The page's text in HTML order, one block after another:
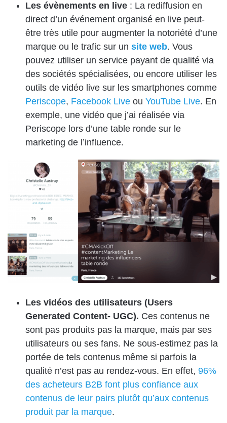
Les évènements en live : La rediffusion en
direct d’un événement organisé en live peut-
être très utile pour augmenter la notoriété d’une
marque ou le trafic sur un site web. Vous
pouvez utiliser un service payant de qualité via
des sociétés spécialisées, ou encore utiliser les
outils de vidéo live sur les smartphones comme
Periscope, Facebook Live ou YouTube Live. En
exemple, une vidéo que j’ai réalisée via
Periscope lors d’une table ronde sur le
marketing de l’influence.
Les vidéos des utilisateurs (Users
Generated Content- UGC). Ces contenus ne
sont pas produits pas la marque, mais par ses
utilisateurs ou ses fans. Ne sous-estimez pas la
portée de tels contenus même si parfois la
qualité n’est pas au rendez-vous. En effet, 96%
des acheteurs B2B font plus confiance aux
contenus de leur pairs plutôt qu’aux contenus
produit par la marque.